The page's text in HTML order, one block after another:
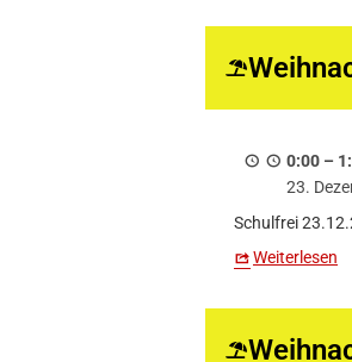
0:00 –
23.
Schulfrei
Weiterlesen